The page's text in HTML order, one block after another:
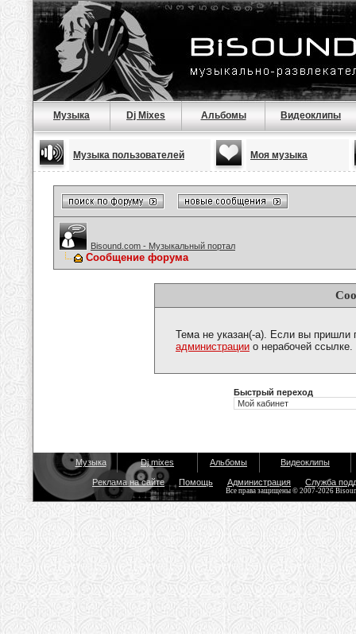
Музыка Dj Mixes Альбомы Видеоклипы
Музыка пользователей Моя музыка
Bisound.com - Музыкальный портал
Сообщение форума
Тема не указан(-а). Если вы пришли
администрации о нерабочей ссылке.
Быстрый переход
Музыка Dj mixes Альбомы Видеоклипы
Реклама на сайте Помощь Администрация Служба
Все права защищены © 2007-2026